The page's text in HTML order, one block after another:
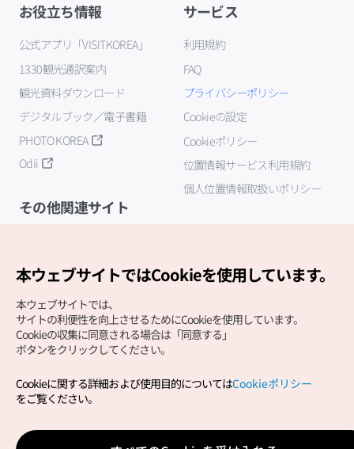
お役立ち情報
公式アプリ「VISITKOREA」
1330観光通訳案内
観光資料ダウンロード
デジタルブック／電子書籍
PHOTO KOREA
Odii
サービス
利用規約
FAQ
プライバシーポリシー
Cookieの設定
Cookieポリシー
位置情報サービス利用規約
個人位置情報取扱いポリシー
その他関連サイト
Copyright (c) Korea Tourism Organization All Rights
サイトエラー報告公式メール
japanese@knto.or.kr
本ウェブサイトではCookieを使用しています。
本ウェブサイトでは、
サイトの利便性を向上させるためにCookieを使用しています。
Cookieの収集に同意される場合は「同意する」
ボタンをクリックしてください。
Cookieに関する詳細および使用目的についてはCookieポリシー
をご覧ください。